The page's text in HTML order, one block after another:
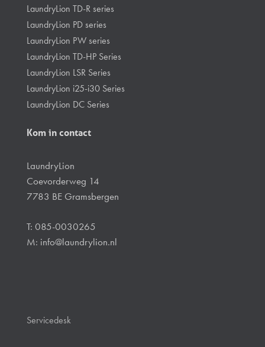
LaundryLion TD-R series
LaundryLion PD series
LaundryLion PW series
LaundryLion TD-HP Series
LaundryLion LSR Series
LaundryLion i25-i30 Series
LaundryLion DC Series
Kom in contact
LaundryLion
Coevorderweg 14
7783 BE Gramsbergen
T: 085-0030265
M: info@laundrylion.nl
Servicedesk